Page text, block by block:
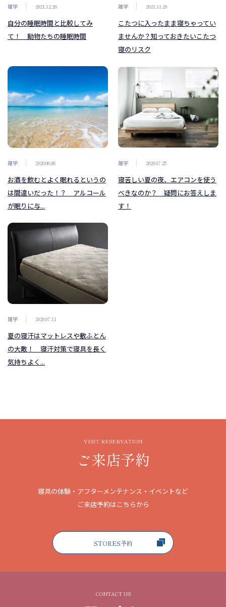
雑学 2021.12.26
自分の睡眠時間と比較してみ
て！ 動物たちの睡眠時間
雑学 2021.11.20
こたつに入ったまま寝ちゃってい
ませんか？知っておきたいこたつ
寝のリスク
雑学 2020.08.08
お酒を飲むとよく眠れるというの
は間違いだった！？ アルコール
が眠りに与...
雑学 2020.07.25
寝苦しい夏の夜、エアコンを使う
べきなのか？ 疑問にお答えしま
す！
雑学 2020.07.11
夏の寝汗はマットレスや敷ふとん
の大敵！ 寝汗対策で寝具を長く
気持ちよく...
VISIT RESERVATION
ご来店予約
寝具の体験・アフターメンテナンス・イベントなど
ご来店予約はこちらから
STORES予約
CONTACT US